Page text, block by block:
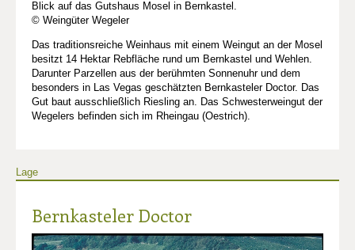
Blick auf das Gutshaus Mosel in Bernkastel.
© Weingüter Wegeler
Das traditionsreiche Weinhaus mit einem Weingut an der Mosel
besitzt 14 Hektar Rebfläche rund um Bernkastel und Wehlen.
Darunter Parzellen aus der berühmten Sonnenuhr und dem
besonders in Las Vegas geschätzten Bernkasteler Doctor. Das
Gut baut ausschließlich Riesling an. Das Schwesterweingut der
Wegelers befinden sich im Rheingau (Oestrich).
Lage
Bernkasteler Doctor